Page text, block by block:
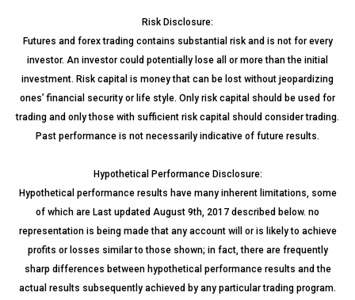
Risk Disclosure:
Futures and forex trading contains substantial risk and is not for every
investor. An investor could potentially lose all or more than the initial
investment. Risk capital is money that can be lost without jeopardizing
ones’ financial security or life style. Only risk capital should be used for
trading and only those with sufficient risk capital should consider trading.
Past performance is not necessarily indicative of future results.
Hypothetical Performance Disclosure:
Hypothetical performance results have many inherent limitations, some
of which are Last updated August 9th, 2017 described below. no
representation is being made that any account will or is likely to achieve
profits or losses similar to those shown; in fact, there are frequently
sharp differences between hypothetical performance results and the
actual results subsequently achieved by any particular trading program.